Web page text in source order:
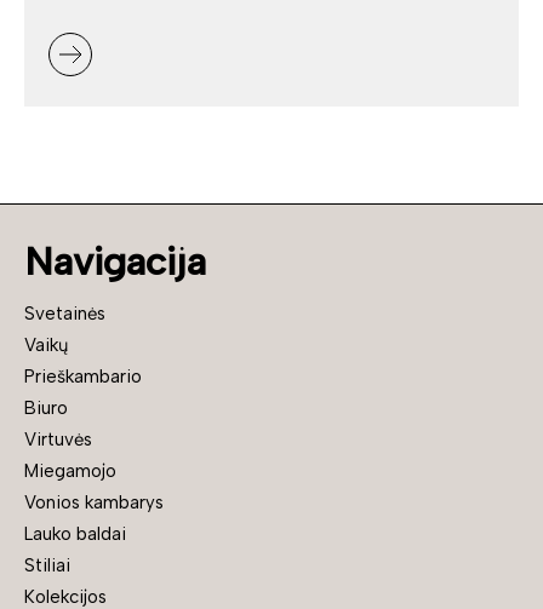
Navigacija
Svetainės
Vaikų
Prieškambario
Biuro
Virtuvės
Miegamojo
Vonios kambarys
Lauko baldai
Stiliai
Kolekcijos